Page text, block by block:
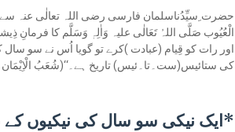
حضرت ِسیِّدُناسلمان فارسی رضی اللہ تعالٰی عنہ سے
الْعُیُوب صَلَّی اللہُ تَعَالٰی علیہ وَاٰلِہٖ وَسَلَّم کا فرمانِ
اور رات کو قِیام (عبادت )کرے تو گویا اُس نے سو
کی ستائیس(ست۔تا۔ئیس) تاریخ ہے۔‘‘(شُعَبُ الْاِیْمَان ج۳ص۳۷۴حدیث
*ایک نیکی سو سال کی نیکیوں کے